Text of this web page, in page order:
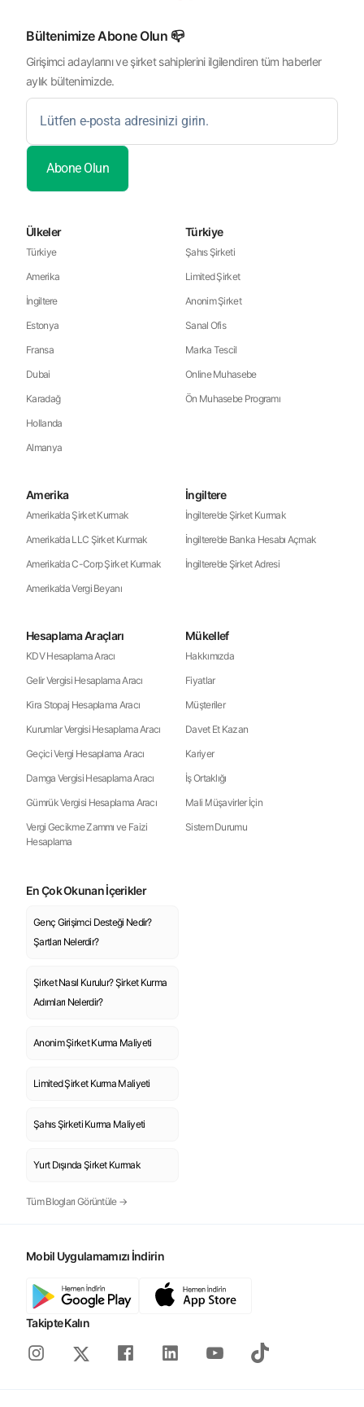
Bültenimize Abone Olun 📪
Girişimci adaylarını ve şirket sahiplerini ilgilendiren tüm haberler
aylık bültenimizde.
Ülkeler
Türkiye
Amerika
İngiltere
Estonya
Fransa
Dubai
Karadağ
Hollanda
Almanya
Türkiye
Şahıs Şirketi
Limited Şirket
Anonim Şirket
Sanal Ofis
Marka Tescil
Online Muhasebe
Ön Muhasebe Programı
Amerika
Amerika’da Şirket Kurmak
Amerika’da LLC Şirket Kurmak
Amerika’da C-Corp Şirket Kurmak
Amerika’da Vergi Beyanı
İngiltere
İngiltere’de Şirket Kurmak
İngiltere’de Banka Hesabı Açmak
İngiltere’de Şirket Adresi
Hesaplama Araçları
KDV Hesaplama Aracı
Gelir Vergisi Hesaplama Aracı
Kira Stopaj Hesaplama Aracı
Kurumlar Vergisi Hesaplama Aracı
Geçici Vergi Hesaplama Aracı
Damga Vergisi Hesaplama Aracı
Gümrük Vergisi Hesaplama Aracı
Vergi Gecikme Zammı ve Faizi
Hesaplama
Mükellef
Hakkımızda
Fiyatlar
Müşteriler
Davet Et Kazan
Kariyer
İş Ortaklığı
Mali Müşavirler İçin
Sistem Durumu
En Çok Okunan İçerikler
Genç Girişimci Desteği Nedir?
Şartları Nelerdir?
Şirket Nasıl Kurulur? Şirket Kurma
Adımları Nelerdir?
Anonim Şirket Kurma Maliyeti
Limited Şirket Kurma Maliyeti
Şahıs Şirketi Kurma Maliyeti
Yurt Dışında Şirket Kurmak
Tüm Blogları Görüntüle →
Mobil Uygulamamızı İndirin
Takipte Kalın
Instagram
X FacebookLinkedinYoutubeTiktok